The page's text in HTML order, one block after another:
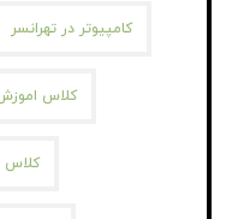
کامپیوتر در تهرانسر
کلاس اموزش
کلاس